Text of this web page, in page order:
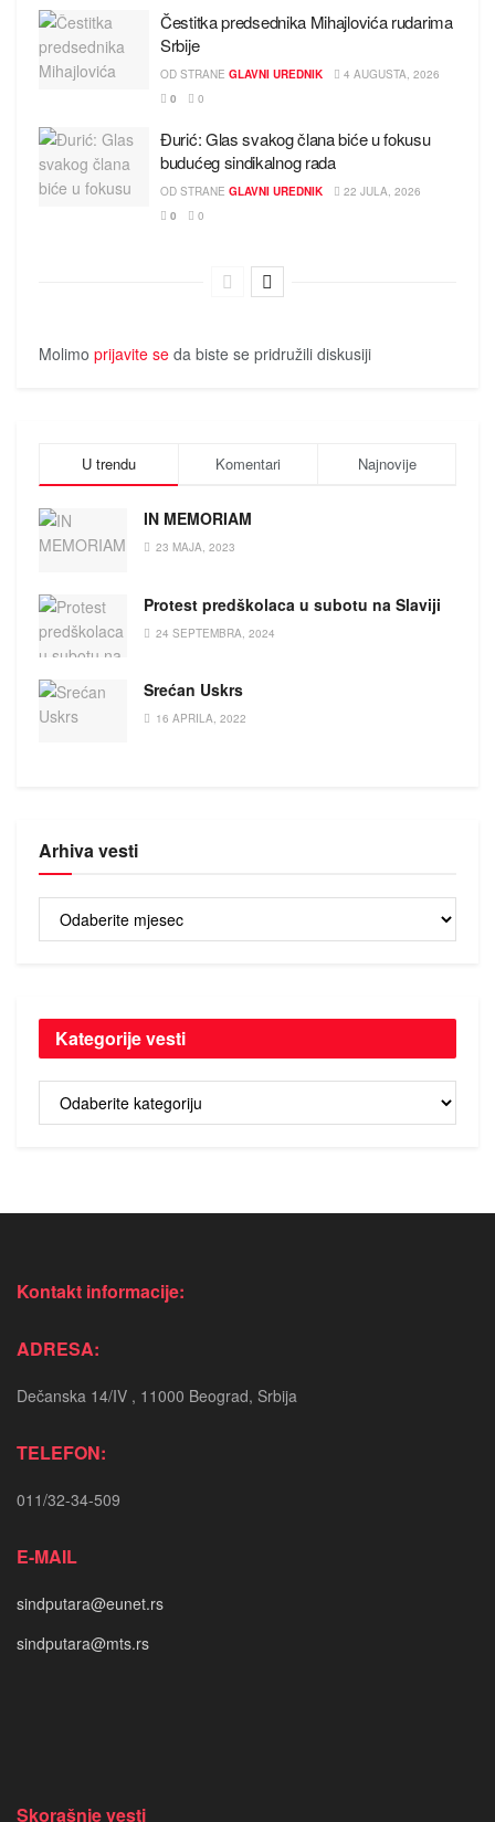
Čestitka predsednika Mihajlovića rudarima
Srbije
OD STRANE GLAVNI UREDNIK
4 AUGUSTA, 2026
0
0
Đurić: Glas svakog člana biće u fokusu
budućeg sindikalnog rada
OD STRANE GLAVNI UREDNIK
22 JULA, 2026
0
0
Molimo prijavite se da biste se pridružili diskusiji
U trendu Komentari Najnovije
IN MEMORIAM
23 MAJA, 2023
Protest predškolaca u subotu na Slaviji
24 SEPTEMBRA, 2024
Srećan Uskrs
16 APRILA, 2022
Arhiva vesti
vesti
Kategorije vesti
vesti
Kontakt informacije:
ADRESA:
Dečanska 14/IV , 11000 Beograd, Srbija
TELEFON:
011/32-34-509
E-MAIL
sindputara@eunet.rs
sindputara@mts.rs
Skorašnje vesti